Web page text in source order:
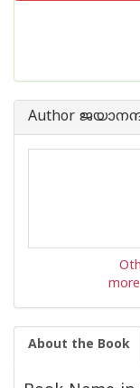
Author
About the Book